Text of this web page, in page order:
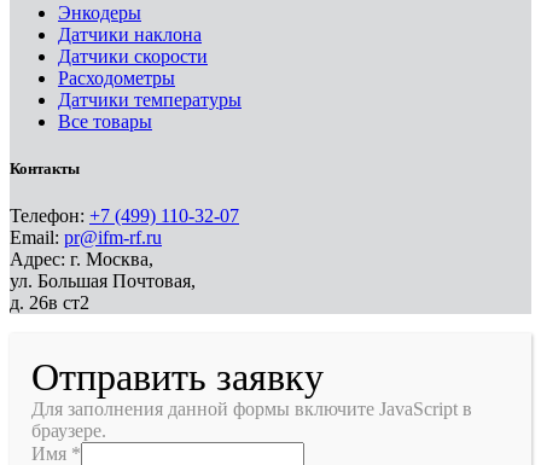
Энкодеры
Датчики наклона
Датчики скорости
Расходометры
Датчики температуры
Все товары
Контакты
Телефон: +7 (499) 110-32-07
Email: pr@ifm-rf.ru
Адрес: г. Москва,
ул. Большая Почтовая,
д. 26в ст2
Отправить заявку
Для заполнения данной формы включите JavaScript в
браузере.
Имя *